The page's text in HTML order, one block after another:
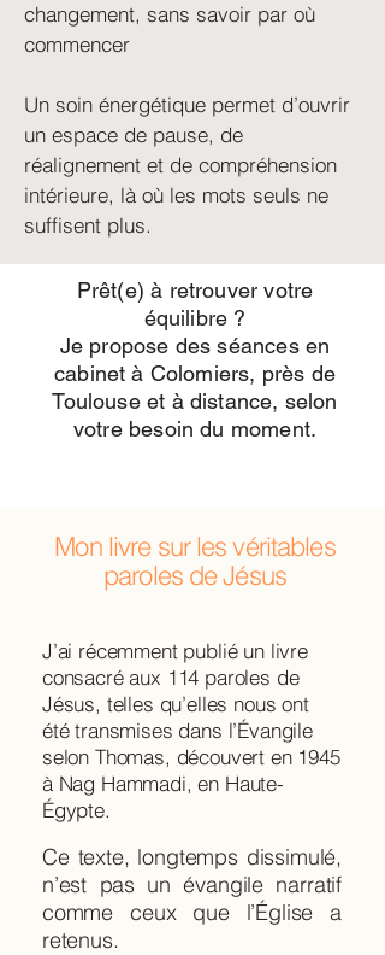
changement, sans savoir par où
commencer
Un soin énergétique permet d’ouvrir
un espace de pause, de
réalignement et de compréhension
intérieure, là où les mots seuls ne
suffisent plus.
Prêt(e) à retrouver votre
équilibre ?
Je propose des séances en
cabinet à Colomiers, près de
Toulouse et à distance, selon
votre besoin du moment.
Mon livre sur les véritables
paroles de Jésus
​​J’ai récemment publié un livre
consacré aux 114 paroles de
Jésus, telles qu’elles nous ont
été transmises dans l’Évangile
selon Thomas, découvert en 1945
à Nag Hammadi, en Haute-
Égypte.
Ce texte, longtemps dissimulé,
n’est pas un évangile narratif
comme ceux que l’Église a
retenus.